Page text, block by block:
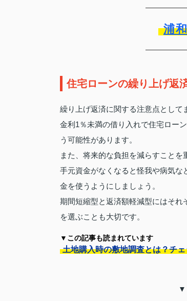
浦
住宅ローンの繰り上げ返
繰り上げ返済に関する注意点として
金利1％未満の借り入れで住宅ロー
う可能性があります。
また、将来的な負担を減らすことを
手元資金がなくなると怪我や病気な
金を使うようにしましょう。
期間短縮型と返済額軽減型にはそ
を選ぶことも大切です。
▼この記事も読まれています
土地購入時の敷地調査とは？チ
▼